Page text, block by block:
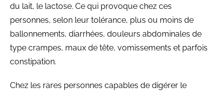
du lait, le lactose. Ce qui provoque chez ces
personnes, selon leur tolérance, plus ou moins de
ballonnements, diarrhées, douleurs abdominales de
type crampes, maux de tête, vomissements et parfois
constipation.
Chez les rares personnes capables de digérer le